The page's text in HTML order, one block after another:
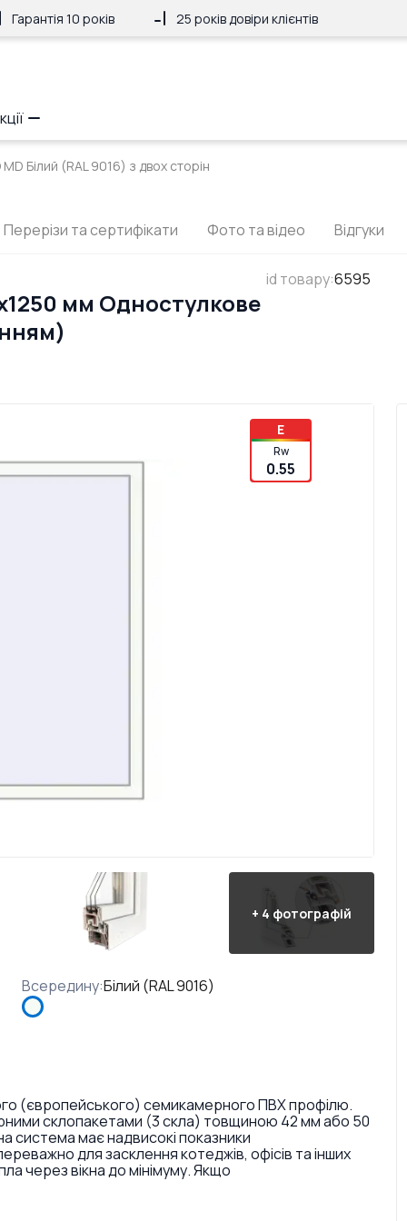
Гарантія 10 років 25 років довіри клієнтів
Білий (RAL 9016) з двох сторін
Перерізи та сертифікати Фото та відео Відгуки
id товару:6595
мм Одностулкове
E
Rw
0.55
+ 4 фотографій
Всередину:Білий (RAL 9016)
(європейського) семикамерного ПВХ профілю.
склопакетами (3 скла) товщиною 42 мм або 50
система має надвисокі показники
для засклення котеджів, офісів та інших
через вікна до мінімуму. Якщо